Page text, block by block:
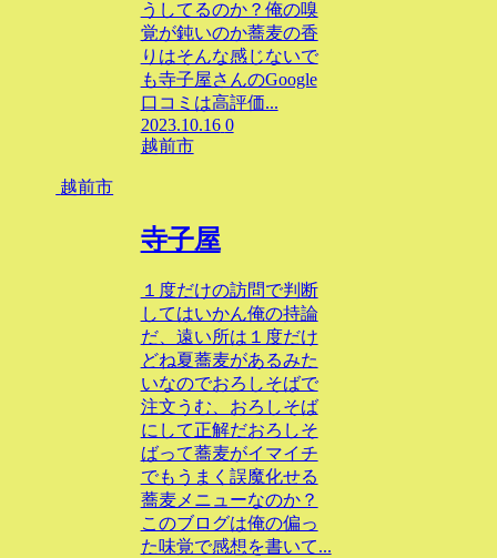
うしてるのか？俺の嗅
覚が鈍いのか蕎麦の香
りはそんな感じないで
も寺子屋さんのGoogle
口コミは高評価...
2023.10.16 0
越前市
越前市
寺子屋
１度だけの訪問で判断
してはいかん俺の持論
だ、遠い所は１度だけ
どね夏蕎麦があるみた
いなのでおろしそばで
注文うむ、おろしそば
にして正解だおろしそ
ばって蕎麦がイマイチ
でもうまく誤魔化せる
蕎麦メニューなのか？
このブログは俺の偏っ
た味覚で感想を書いて...